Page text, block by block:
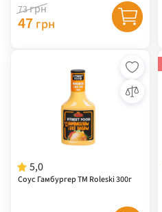
73грн
47 грн
5,0
Соус Гамбургер ТМ Roleski 300г